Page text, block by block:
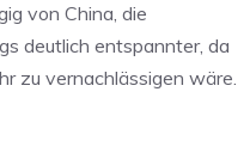
von China, die
deutlich entspannter, da
zu vernachlässigen wäre.